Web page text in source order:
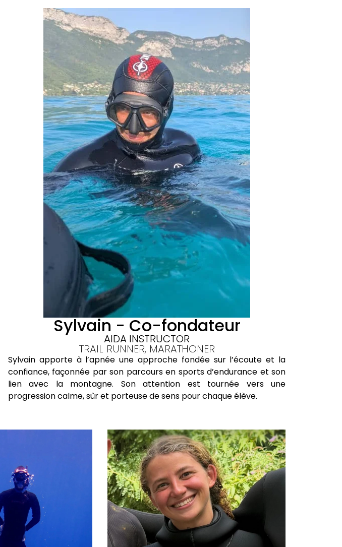
Sylvain - Co-fondateur
AIDA INSTRUCTOR
TRAIL RUNNER, MARATHONER
Sylvain apporte à l’apnée une approche fondée sur l’écoute et la
confiance, façonnée par son parcours en sports d’endurance et son
lien avec la montagne. Son attention est tournée vers une
progression calme, sûr et porteuse de sens pour chaque élève.